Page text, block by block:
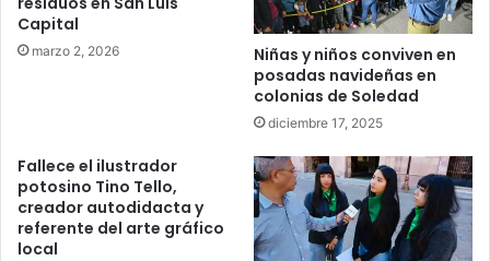
Capital
marzo 2, 2026
Niñas y niños conviven en
posadas navideñas en
colonias de Soledad
diciembre 17, 2025
Fallece el ilustrador
potosino Tino Tello,
creador autodidacta y
referente del arte gráfico
local